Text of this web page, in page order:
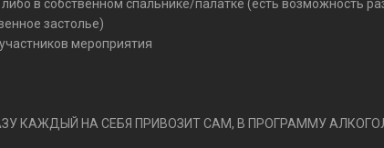
в собственном спальнике/палатке (есть возможность
застолье)
мероприятия
КАЖДЫЙ НА СЕБЯ ПРИВОЗИТ САМ, В ПРОГРАММУ